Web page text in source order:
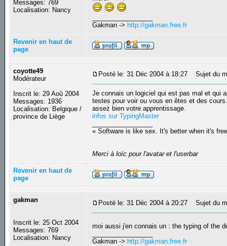
Messages: 769
Localisation: Nancy
Gakman -> http://gakman.free.fr
Revenir en haut de
page
coyotte49
Modérateur
Inscrit le: 29 Aoû 2004
Messages: 1936
Localisation: Belgique /
province de Liège
Posté le: 31 Déc 2004 à 18:27 Sujet du
Je connais un logiciel qui est pas mal et qui
testes pour voir ou vous en êtes et des
assez bien votre apprentissage.
infos sur TypingMaster
« Software is like sex. It's better when it's
Merci à loïc pour l'avatar et l'userbar
Revenir en haut de
page
gakman
Inscrit le: 25 Oct 2004
Messages: 769
Localisation: Nancy
Posté le: 31 Déc 2004 à 20:27 Sujet du
moi aussi j'en connais un : the typing of the
Gakman -> http://gakman.free.fr